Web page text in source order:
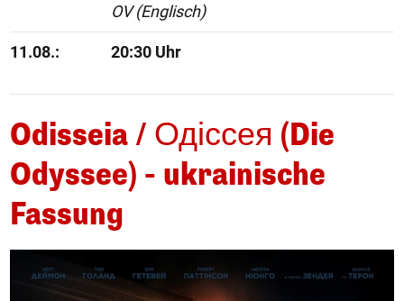
OV (Englisch)
11.08.: 20:30 Uhr
Odisseia / Одіссея (Die
Odyssee) - ukrainische
Fassung